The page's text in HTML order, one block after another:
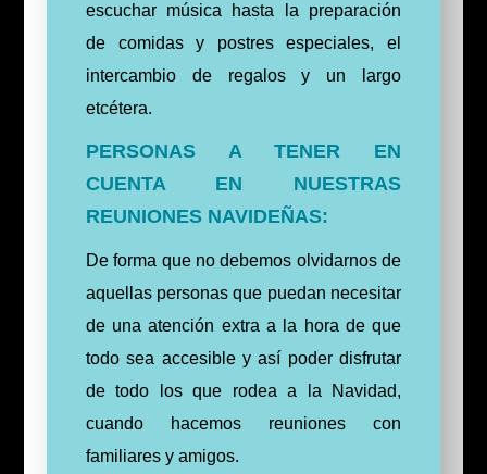
escuchar música hasta la preparación
de comidas y postres especiales, el
intercambio de regalos y un largo
etcétera.
PERSONAS A TENER EN
CUENTA EN NUESTRAS
REUNIONES NAVIDEÑAS:
De forma que no debemos olvidarnos de
aquellas personas que puedan necesitar
de una atención extra a la hora de que
todo sea accesible y así poder disfrutar
de todo los que rodea a la Navidad,
cuando hacemos reuniones con
familiares y amigos.